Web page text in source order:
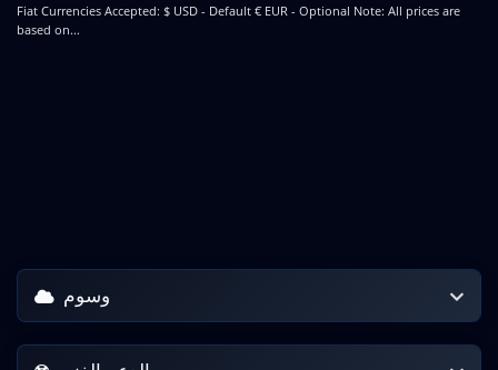
Fiat Currencies Accepted: $ USD - Default € EUR - Optional Note: All prices are
based on...
وسوم